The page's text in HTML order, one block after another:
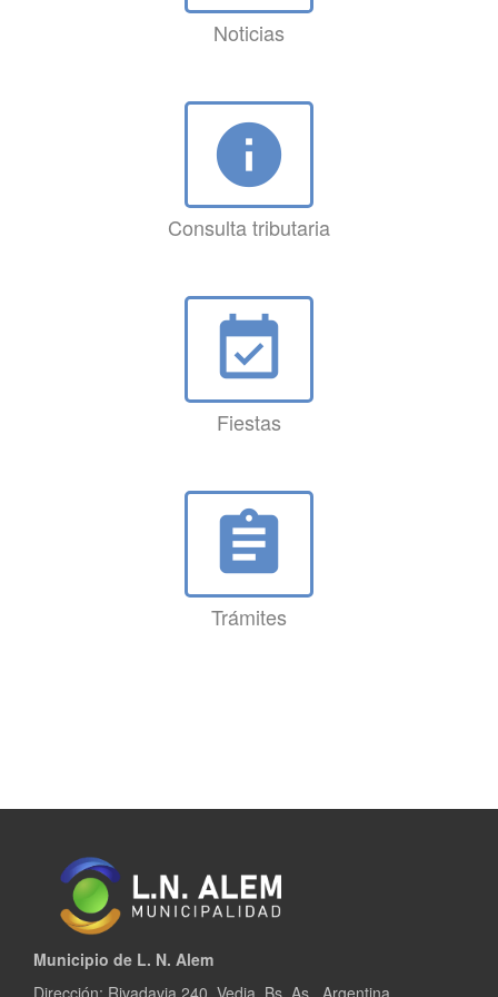
Noticias
info
Consulta tributaria
event_available
Fiestas
assignment
Trámites
Municipio de L. N. Alem